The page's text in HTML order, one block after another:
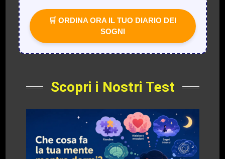
🛒 ORDINA ORA IL TUO DIARIO DEI
SOGNI
Scopri i Nostri Test